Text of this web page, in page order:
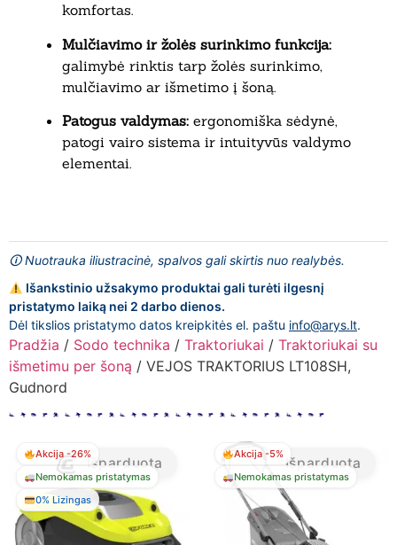
komfortas.
Mulčiavimo ir žolės surinkimo funkcija:
galimybė rinktis tarp žolės surinkimo,
mulčiavimo ar išmetimo į šoną.
Patogus valdymas: ergonomiška sėdynė,
patogi vairo sistema ir intuityvūs valdymo
elementai.
🛈 Nuotrauka iliustracinė, spalvos gali skirtis nuo realybės.
Išankstinio užsakymo produktai gali turėti ilgesnį
pristatymo laiką nei 2 darbo dienos.
Dėl tikslios pristatymo datos kreipkitės el. paštu info@arys.lt.
Pradžia / Sodo technika / Traktoriukai / Traktoriukai su
išmetimu per šoną / VEJOS TRAKTORIUS LT108SH,
Gudnord
Akcija -26%
Nemokamas pristatymas
0% Lizingas
Išparduota
Akcija -5%
Nemokamas pristatymas
Išparduota